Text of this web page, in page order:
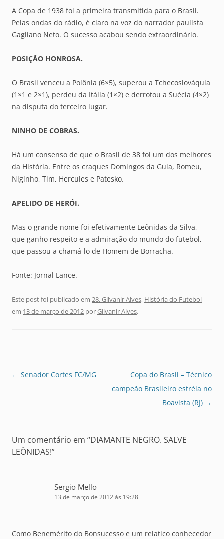
A Copa de 1938 foi a primeira transmitida para o Brasil.
Pelas ondas do rádio, é claro na voz do narrador paulista
Gagliano Neto. O sucesso acabou sendo extraordinário.
POSIÇÃO HONROSA.
O Brasil venceu a Polônia (6×5), superou a Tchecoslováquia
(1×1 e 2×1), perdeu da Itália (1×2) e derrotou a Suécia (4×2)
na disputa do terceiro lugar.
NINHO DE COBRAS.
Há um consenso de que o Brasil de 38 foi um dos melhores
da História. Entre os craques Domingos da Guia, Romeu,
Niginho, Tim, Hercules e Patesko.
APELIDO DE HERÓI.
Mas o grande nome foi efetivamente Leônidas da Silva,
que ganho respeito e a admiração do mundo do futebol,
que passou a chamá-lo de Homem de Borracha.
Fonte: Jornal Lance.
Este post foi publicado em 28. Gilvanir Alves, História do Futebol
em 13 de março de 2012 porGilvanir Alves.
Navegação
← Senador Cortes FC/MG
Copa do Brasil – Técnico
campeão Brasileiro estréia no
Boavista (RJ) →
Um comentário em “DIAMANTE NEGRO. SALVE
LEÔNIDAS!”
Sergio Mello
13 de março de 2012 às 19:28
Como Benemérito do Bonsucesso e um relatico conhecedor